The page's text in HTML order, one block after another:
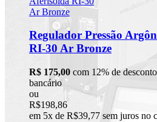
Regulador Pressão
RI-30 Ar Bronze
R$ 175,00 com 12% de
bancário
ou
R$198,86
em 5x de R$39,77 sem juros no